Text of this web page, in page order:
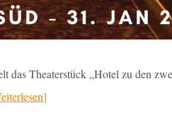
Theaterstück „Hotel zu den